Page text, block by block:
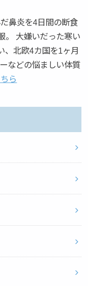
鼻炎を4日間の断食
。 大嫌いだった寒い
、北欧4カ国を1ヶ月
などの悩ましい体質
ら